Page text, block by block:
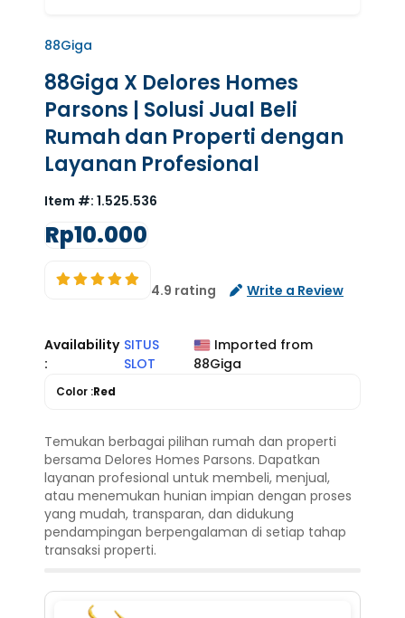
88Giga
88Giga X Delores Homes
Parsons | Solusi Jual Beli
Rumah dan Properti dengan
Layanan Profesional
Item #: 1.525.536
Rp10.000
4.9 rating Write a Review
Availability
:
SITUS
SLOT
Imported from
88Giga
Color :Red
Temukan berbagai pilihan rumah dan properti
bersama Delores Homes Parsons. Dapatkan
layanan profesional untuk membeli, menjual,
atau menemukan hunian impian dengan proses
yang mudah, transparan, dan didukung
pendampingan berpengalaman di setiap tahap
transaksi properti.